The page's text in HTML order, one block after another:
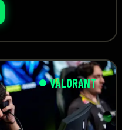
VALORANT